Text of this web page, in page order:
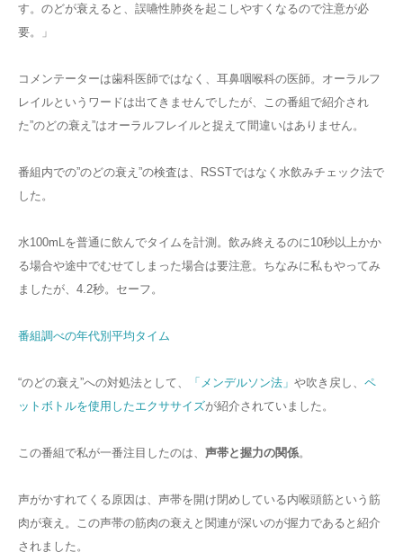
す。のどが衰えると、誤嚥性肺炎を起こしやすくなるので注意が必
要。」
コメンテーターは歯科医師ではなく、耳鼻咽喉科の医師。オーラルフ
レイルというワードは出てきませんでしたが、この番組で紹介され
た”のどの衰え”はオーラルフレイルと捉えて間違いはありません。
番組内での”のどの衰え”の検査は、RSSTではなく水飲みチェック法で
した。
水100mLを普通に飲んでタイムを計測。飲み終えるのに10秒以上かか
る場合や途中でむせてしまった場合は要注意。ちなみに私もやってみ
ましたが、4.2秒。セーフ。
番組調べの年代別平均タイム
“のどの衰え”への対処法として、 「メンデルソン法」 や吹き戻し、 ペ
ットボトルを使用したエクササイズが紹介されていました。
この番組で私が一番注目したのは、 声帯と握力の関係。
声がかすれてくる原因は、声帯を開け閉めしている内喉頭筋という筋
肉が衰え。この声帯の筋肉の衰えと関連が深いのが握力であると紹介
されました。